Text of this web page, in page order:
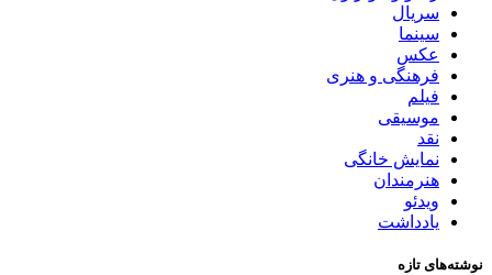
سریال
سینما
عکس
فرهنگی و هنری
فیلم
موسیقی
نقد
نمایش خانگی
هنرمندان
ویدئو
یادداشت
نوشته‌های تازه